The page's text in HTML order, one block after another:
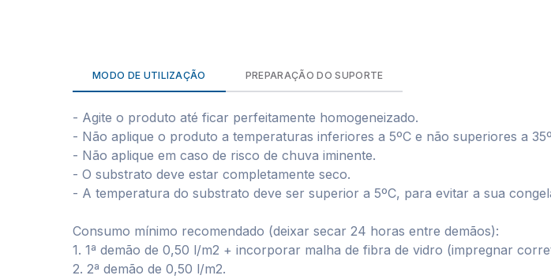
MODO DE UTILIZAÇÃO PREPARAÇÃO DO SUPORTE
- Agite o produto até ficar perfeitamente homogeneizado.
- Não aplique o produto a temperaturas inferiores a 5ºC e não superiores a
- Não aplique em caso de risco de chuva iminente.
- O substrato deve estar completamente seco.
- A temperatura do substrato deve ser superior a 5ºC, para evitar a sua
Consumo mínimo recomendado (deixar secar 24 horas entre demãos):
1. 1ª demão de 0,50 l/m2 + incorporar malha de fibra de vidro (impregnar
2. 2ª demão de 0,50 l/m2.